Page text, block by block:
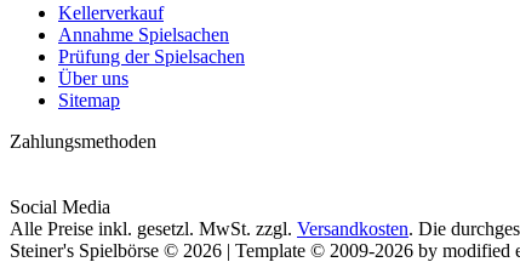
Kellerverkauf
Annahme Spielsachen
Prüfung der Spielsachen
Über uns
Sitemap
Zahlungsmethoden
Social Media
Alle Preise inkl. gesetzl. MwSt. zzgl. Versandkosten. Die
Steiner's Spielbörse © 2026 | Template © 2009-2026 by modified